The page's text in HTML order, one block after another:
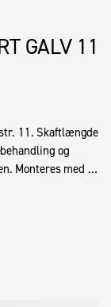
GALV 11
11. Skaftlængde
og
Monteres med